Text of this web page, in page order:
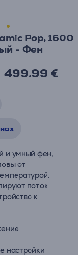
Pop, 1600
- Фен
499.99 €
и умный фен,
от
поток
к
настройки